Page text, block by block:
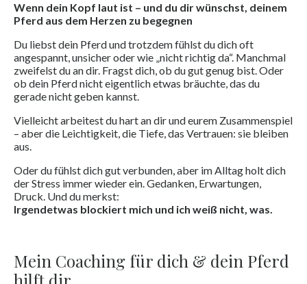
Wenn dein Kopf laut ist – und du dir wünschst, deinem
Pferd aus dem Herzen zu begegnen
Du liebst dein Pferd und trotzdem fühlst du dich oft
angespannt, unsicher oder wie „nicht richtig da“. Manchmal
zweifelst du an dir. Fragst dich, ob du gut genug bist. Oder
ob dein Pferd nicht eigentlich etwas bräuchte, das du
gerade nicht geben kannst.
Vielleicht arbeitest du hart an dir und eurem Zusammenspiel
– aber die Leichtigkeit, die Tiefe, das Vertrauen: sie bleiben
aus.
Oder du fühlst dich gut verbunden, aber im Alltag holt dich
der Stress immer wieder ein. Gedanken, Erwartungen,
Druck. Und du merkst:
Irgendetwas blockiert mich und ich weiß nicht, was.
Mein Coaching für dich & dein Pferd